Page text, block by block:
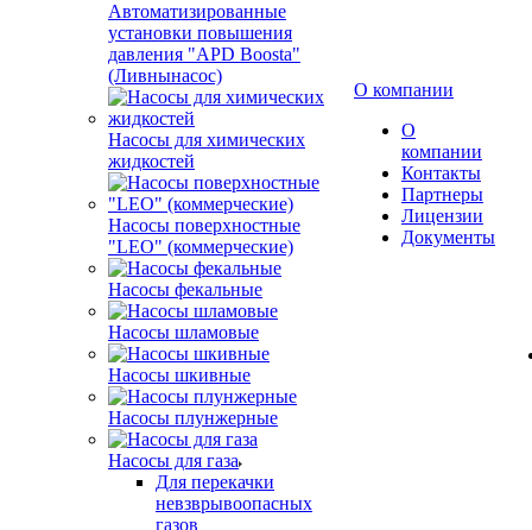
Автоматизированные
установки повышения
давления "APD Boosta"
(Ливнынасос)
Насосы для химических
жидкостей
Насосы поверхностные
"LEO" (коммерческие)
Насосы фекальные
Насосы шламовые
Насосы шкивные
Насосы плунжерные
Насосы для газа
Для перекачки
невзврывоопасных
газов
О компании
О
компании
Контакты
Партнеры
Лицензии
Документы